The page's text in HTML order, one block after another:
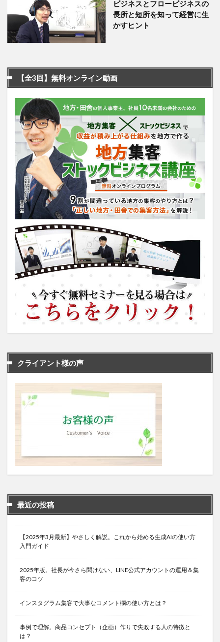
ビジネスとフロービジネスの
長所と短所を知って経営に生
かすヒント
【全3回】無料オンライン動画
クライアント様の声
最近の投稿
【2025年3月最新】やさしく解説。これから始める生成AIの使い方
入門ガイド
2025年版。社長が今さら聞けない、LINE公式アカウントの運用＆集
客のコツ
インスタグラム集客で大事なコメント欄の使い方とは？
事例で理解。商品コンセプト（企画）作りで失敗する人の特徴と
は？